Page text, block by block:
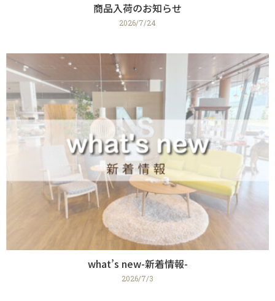
商品入荷のお知らせ
2026/7/24
what’s new-新着情報-
2026/7/3